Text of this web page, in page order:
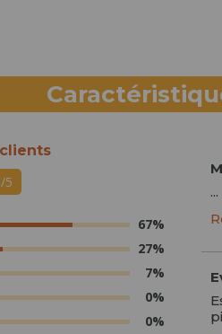
5
67%
27%
7%
0%
0%
...